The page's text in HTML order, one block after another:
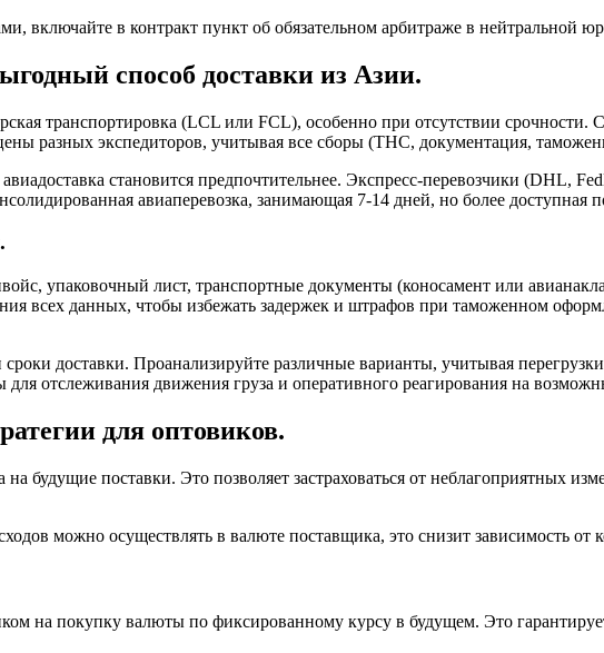
включайте в контракт пункт об обязательном арбитраже в нейтральной
способ доставки из Азии.
транспортировка (LCL или FCL), особенно при отсутствии срочности.
разных экспедиторов, учитывая все сборы (THC, документация,
становится предпочтительнее. Экспресс-перевозчики (DHL,
авиаперевозка, занимающая 7-14 дней, но более доступная
упаковочный лист, транспортные документы (коносамент или
всех данных, чтобы избежать задержек и штрафов при таможенном
доставки. Проанализируйте различные варианты, учитывая
отслеживания движения груза и оперативного реагирования на
для оптовиков.
будущие поставки. Это позволяет застраховаться от неблагоприятных
можно осуществлять в валюте поставщика, это снизит зависимость от
на покупку валюты по фиксированному курсу в будущем. Это